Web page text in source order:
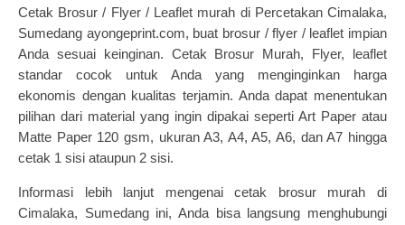
Cetak Brosur / Flyer / Leaflet murah di Percetakan Cimalaka,
Sumedang ayongeprint.com, buat brosur / flyer / leaflet impian
Anda sesuai keinginan. Cetak Brosur Murah, Flyer, leaflet
standar cocok untuk Anda yang menginginkan harga
ekonomis dengan kualitas terjamin. Anda dapat menentukan
pilihan dari material yang ingin dipakai seperti Art Paper atau
Matte Paper 120 gsm, ukuran A3, A4, A5, A6, dan A7 hingga
cetak 1 sisi ataupun 2 sisi.
Informasi lebih lanjut mengenai cetak brosur murah di
Cimalaka, Sumedang ini, Anda bisa langsung menghubungi